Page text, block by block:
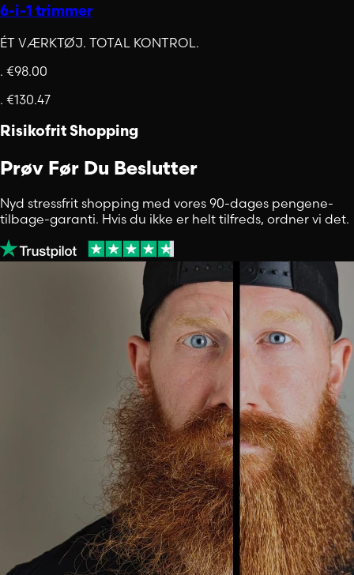
6-i-1 trimmer
ÉT VÆRKTØJ. TOTAL KONTROL.
. €98.00
. €130.47
Risikofrit Shopping
Prøv Før Du Beslutter
Nyd stressfrit shopping med vores 90-dages pengene-
tilbage-garanti. Hvis du ikke er helt tilfreds, ordner vi det.